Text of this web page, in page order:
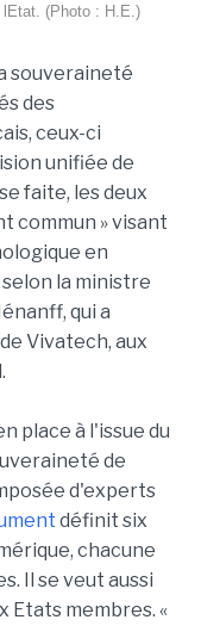
(Photo : H.E.)
souveraineté
des
ceux-ci
unifiée de
faite, les deux
commun » visant
en
la ministre
qui a
Vivatech, aux
place à l'issue du
de
d'experts
définit six
chacune
Il se veut aussi
Etats membres. «